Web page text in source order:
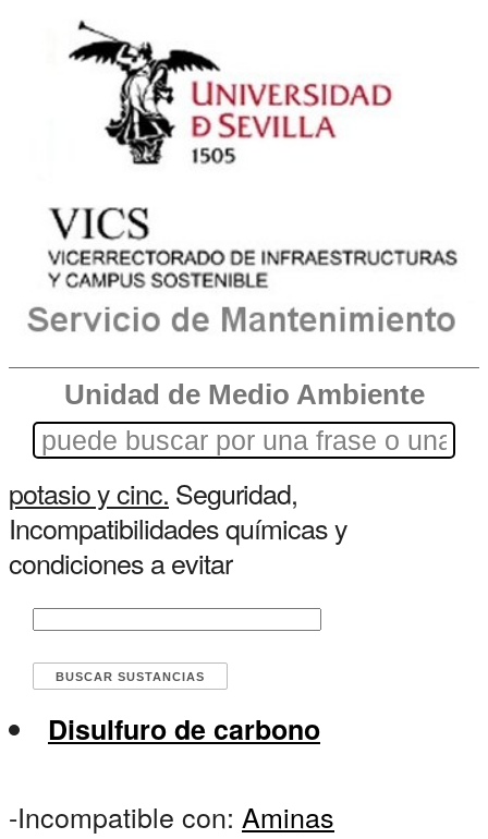
Unidad de Medio Ambiente
potasio y cinc. Seguridad,
Incompatibilidades químicas y
condiciones a evitar
Disulfuro de carbono
-Incompatible con: Aminas